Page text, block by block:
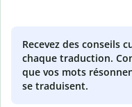
Recevez des conseils
chaque traduction.
que vos mots
se traduisent.